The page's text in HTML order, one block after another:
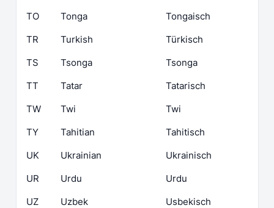
TO
Tonga
Tongaisch
TR
Turkish
Türkisch
TS
Tsonga
Tsonga
TT
Tatar
Tatarisch
TW
Twi
Twi
TY
Tahitian
Tahitisch
UK
Ukrainian
Ukrainisch
UR
Urdu
Urdu
UZ
Uzbek
Usbekisch